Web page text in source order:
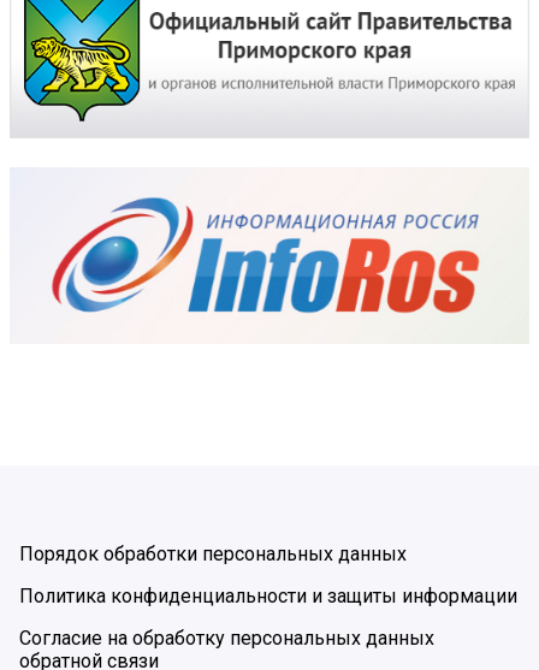
Порядок обработки персональных данных
Политика конфиденциальности и защиты информации
Согласие на обработку персональных данных
обратной связи